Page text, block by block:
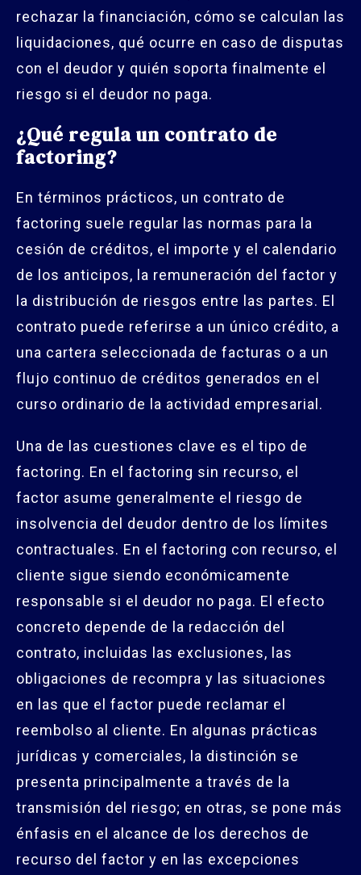
rechazar la financiación, cómo se calculan las
liquidaciones, qué ocurre en caso de disputas
con el deudor y quién soporta finalmente el
riesgo si el deudor no paga.
¿Qué regula un contrato de
factoring?
En términos prácticos, un contrato de
factoring suele regular las normas para la
cesión de créditos, el importe y el calendario
de los anticipos, la remuneración del factor y
la distribución de riesgos entre las partes. El
contrato puede referirse a un único crédito, a
una cartera seleccionada de facturas o a un
flujo continuo de créditos generados en el
curso ordinario de la actividad empresarial.
Una de las cuestiones clave es el tipo de
factoring. En el factoring sin recurso, el
factor asume generalmente el riesgo de
insolvencia del deudor dentro de los límites
contractuales. En el factoring con recurso, el
cliente sigue siendo económicamente
responsable si el deudor no paga. El efecto
concreto depende de la redacción del
contrato, incluidas las exclusiones, las
obligaciones de recompra y las situaciones
en las que el factor puede reclamar el
reembolso al cliente. En algunas prácticas
jurídicas y comerciales, la distinción se
presenta principalmente a través de la
transmisión del riesgo; en otras, se pone más
énfasis en el alcance de los derechos de
recurso del factor y en las excepciones